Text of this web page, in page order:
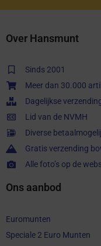
Over Hansmunt
Sinds 2001
Meer dan 30.000
Dagelijkse
Lid van de NVMH
Diverse
Gratis verzending
Alle foto’s op de
Ons aanbod
Euromunten
Speciale 2 Euro Munten